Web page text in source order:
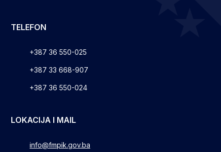
TELEFON
+387 36 550-025
+387 33 668-907
+387 36 550-024
LOKACIJA I MAIL
info@fmpik.gov.ba